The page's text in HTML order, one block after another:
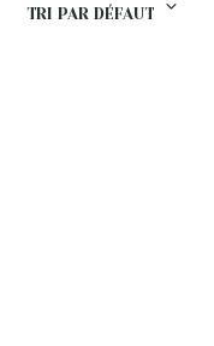
TRI PAR DÉFAUT